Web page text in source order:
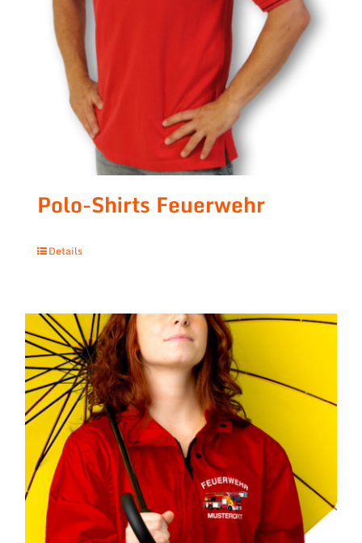
Polo-Shirts Feuerwehr
Details